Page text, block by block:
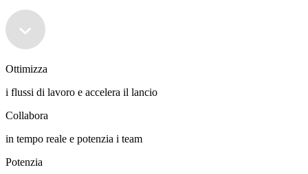
Ottimizza
i flussi di lavoro e accelera il lancio
Collabora
in tempo reale e potenzia i team
Potenzia